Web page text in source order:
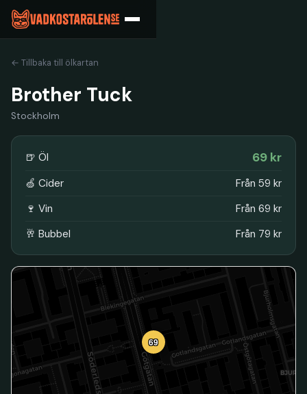
← Tillbaka till ölkartan
Brother Tuck
Stockholm
🍺 Öl 69 kr
🍏 Cider
Från 59 kr
🍷 Vin
Från 69 kr
🥂 Bubbel
Från 79 kr
69